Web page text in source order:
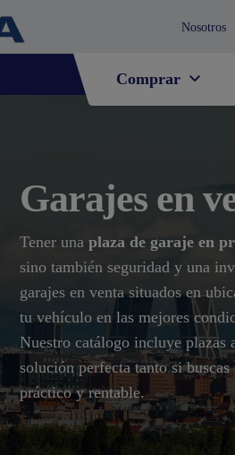
Nosotros
Comprar
Garajes en
Tener una plaza de garaje en
sino también seguridad y una
garajes en venta situados en
tu vehículo en las mejores
Nuestro catálogo incluye plazas
solución perfecta tanto si
práctico y rentable.